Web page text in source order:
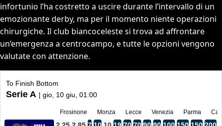
infortunio l’ha costretto a uscire durante l’intervallo di un
emozionante derby, ma per il momento niente operazioni
chirurgiche. Il club biancoceleste si trova ad affrontare
un’emergenza a centrocampo, e tutte le opzioni vengono
valutate con attenzione.